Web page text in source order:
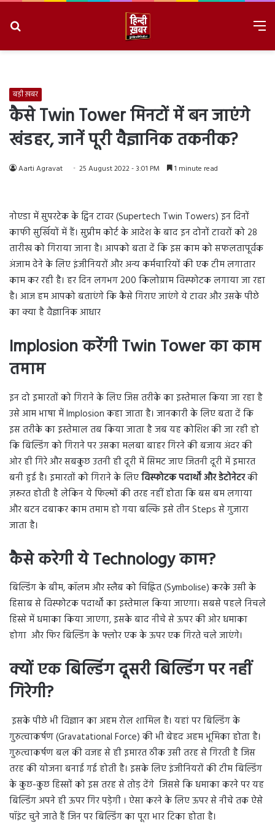
बड़ी ख़बर
कैसे Twin Tower मिनटों में बन जाएंगे
खंडहर, जानें पूरी वैज्ञानिक तकनीक?
Aarti Agravat 25 August 2022 - 3:01 PM 1 minute read
नोएडा में सुपरटेक के ट्विन टावर (Supertech Twin Towers) इन दिनों
काफी सुर्खियों में हैं। सुप्रीम कोर्ट के आदेश के बाद इन दोनों टावरों को 28
तारीख को गिराया जाना है। आपको बता दें कि इस काम को सफलतापूर्वक
अंजाम देने के लिए इंजीनियरों और अन्य कर्मचारियों की एक टीम लगातार
काम कर रही है। हर दिन लगभग 200 किलोग्राम विस्फोटक लगाया जा रहा
है। आज हम आपको बताएंगे कि कैसे गिराए जाएंगे ये टावर और उसके पीछे
का क्या है वैज्ञानिक आधार
Implosion करेंगी Twin Tower का काम
तमाम
इन दो इमारतों को गिराने के लिए जिस तरीके का इस्तेमाल किया जा रहा है
उसे आम भाषा में Implosion कहा जाता है। जानकारी के लिए बता दें कि
इस तरीके का इस्तेमाल तब किया जाता है जब यह कोशिश की जा रही हो
कि बिल्डिंग को गिराने पर उसका मलबा बाहर गिरने की बजाय अंदर की
ओर ही गिरे और सबकुछ उतनी ही दूरी में सिमट जाए जितनी दूरी में इमारत
बनी हुई है। इमारतों को गिराने के लिएविस्फोटक पदार्थों और डेटोनेटरकी
ज़रूरत होती है लेकिन ये फिल्मों की तरह नहीं होता कि बस बम लगाया
और बटन दबाकर काम तमाम हो गया बल्कि इसे तीन Steps से गुजारा
जाता है।
कैसे करेगी ये Technology काम?
बिल्डिंग के बीम, कॉलम और स्लैब को चिह्नित (Symbolise) करके उसी के
हिसाब से विस्फोटक पदार्थों का इस्तेमाल किया जाएगा। सबसे पहले निचले
हिस्से में धमाका किया जाएगा, इसके बाद नीचे से ऊपर की ओर धमाका
होगा और फिर बिल्डिंग के फ्लोर एक के ऊपर एक गिरते चले जाएंगे।
क्यों एक बिल्डिंग दूसरी बिल्डिंग पर नहीं
गिरेगी?
इसके पीछे भी विज्ञान का अहम रोल शामिल है। यहां पर बिल्डिंग के
गुरुत्वाकर्षण (Gravatational Force) की भी बेहद अहम भूमिका होता है।
गुरुत्वाकर्षण बल की वजह से ही इमारत ठीक उसी तरह से गिरती है जिस
तरह की योजना बनाई गई होती है। इसके लिए इंजीनियरों की टीम बिल्डिंग
के कुछ-कुछ हिस्सों को इस तरह से तोड़ देंगे जिससे कि धमाका करने पर यह
बिल्डिंग अपने ही ऊपर गिर पड़ेगी । ऐसा करने के लिए ऊपर से नीचे तक ऐसे
पॉइंट चुने जाते हैं जिन पर बिल्डिंग का पूरा भार टिका होता है।